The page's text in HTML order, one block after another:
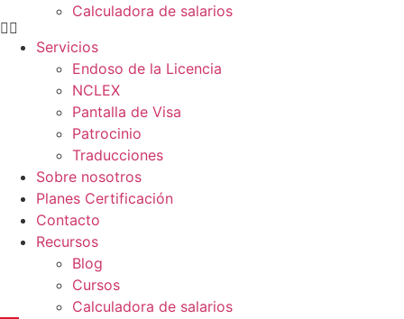
Calculadora de salarios
Servicios
Endoso de la Licencia
NCLEX
Pantalla de Visa
Patrocinio
Traducciones
Sobre nosotros
Planes Certificación
Contacto
Recursos
Blog
Cursos
Calculadora de salarios